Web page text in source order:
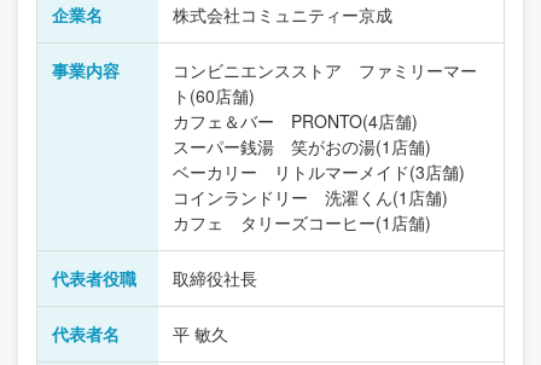
企業名 株式会社コミュニティー京成
事業内容
コンビニエンスストア ファミリーマー
ト(60店舗)
カフェ＆バー PRONTO(4店舗)
スーパー銭湯 笑がおの湯(1店舗)
ベーカリー リトルマーメイド(3店舗)
コインランドリー 洗濯くん(1店舗)
カフェ タリーズコーヒー(1店舗)
代表者役職 取締役社長
代表者名 平 敏久